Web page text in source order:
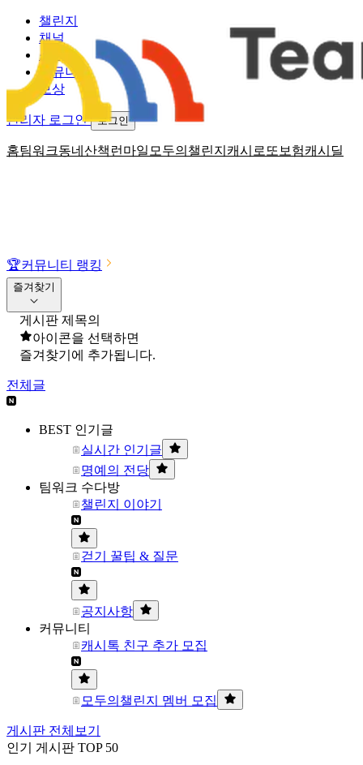
홈팀워크동네산책 런마일 모두의챌린지 캐시로또 보험캐시딜
챌린지
채널
소식
커뮤니티
보상
관리자 로그인 로그인
🏆커뮤니티 랭킹
즐겨찾기
게시판 제목의
아이콘을 선택하면
즐겨찾기에 추가됩니다.
전체글
BEST 인기글
실시간 인기글
명예의 전당
팀워크 수다방
챌린지 이야기
걷기 꿀팁 & 질문
공지사항
커뮤니티
캐시톡 친구 추가 모집
모두의챌린지 멤버 모집
게시판 전체보기
인기 게시판 TOP 50